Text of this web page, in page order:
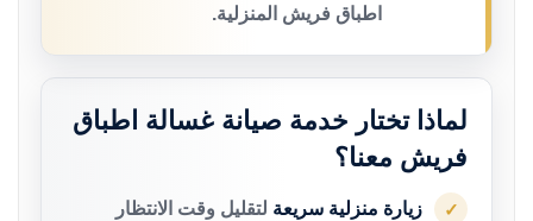
اطباق فريش المنزلية.
لماذا تختار خدمة صيانة غسالة اطباق
فريش معنا؟
✓ زيارة منزلية سريعة لتقليل وقت الانتظار